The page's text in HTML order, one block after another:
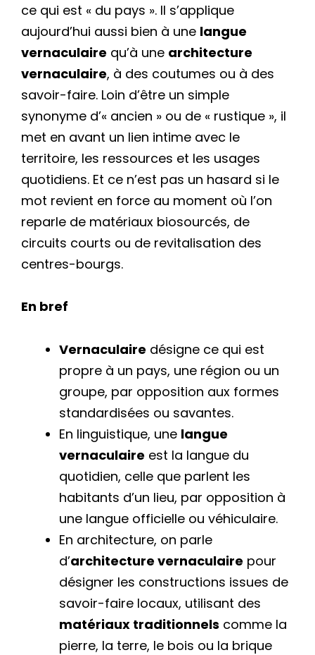
ce qui est « du pays ». Il s’applique
aujourd’hui aussi bien à une langue
vernaculaire qu’à une architecture
vernaculaire, à des coutumes ou à des
savoir-faire. Loin d’être un simple
synonyme d’« ancien » ou de « rustique », il
met en avant un lien intime avec le
territoire, les ressources et les usages
quotidiens. Et ce n’est pas un hasard si le
mot revient en force au moment où l’on
reparle de matériaux biosourcés, de
circuits courts ou de revitalisation des
centres-bourgs.
En bref
Vernaculaire désigne ce qui est
propre à un pays, une région ou un
groupe, par opposition aux formes
standardisées ou savantes.
En linguistique, une langue
vernaculaire est la langue du
quotidien, celle que parlent les
habitants d’un lieu, par opposition à
une langue officielle ou véhiculaire.
En architecture, on parle
d’architecture vernaculaire pour
désigner les constructions issues de
savoir-faire locaux, utilisant des
matériaux traditionnels comme la
pierre, la terre, le bois ou la brique